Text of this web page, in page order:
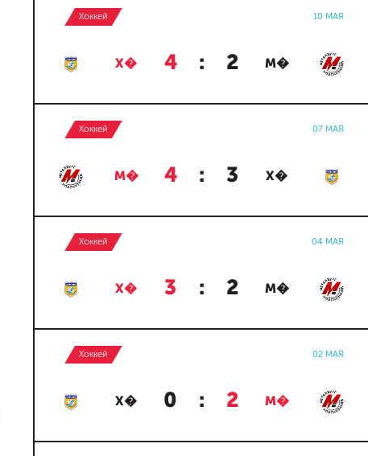
Хоккей 10 МАЯ
Х� 4 : 2 М�
Хоккей 07 МАЯ
М� 4 : 3 Х�
Хоккей 04 МАЯ
Х� 3 : 2 М�
Хоккей 02 МАЯ
Х� 0 : 2 М�